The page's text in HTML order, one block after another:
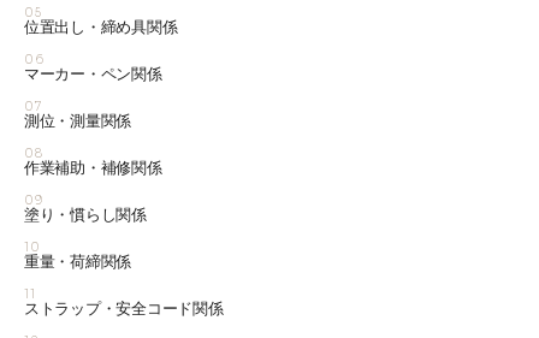
05
位置出し・締め具関係
06
マーカー・ペン関係
07
測位・測量関係
08
作業補助・補修関係
09
塗り・慣らし関係
10
重量・荷締関係
11
ストラップ・安全コード関係